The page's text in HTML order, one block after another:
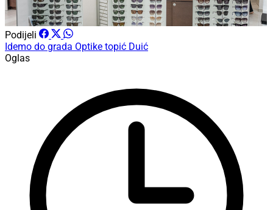
Podijeli
Idemo do grada Optike topić Duić
Oglas